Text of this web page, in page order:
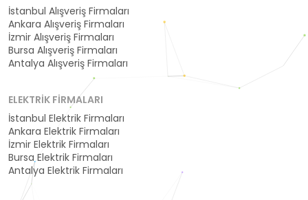
İstanbul Alışveriş Firmaları
Ankara Alışveriş Firmaları
İzmir Alışveriş Firmaları
Bursa Alışveriş Firmaları
Antalya Alışveriş Firmaları
ELEKTRIK FIRMALARI
İstanbul Elektrik Firmaları
Ankara Elektrik Firmaları
İzmir Elektrik Firmaları
Bursa Elektrik Firmaları
Antalya Elektrik Firmaları